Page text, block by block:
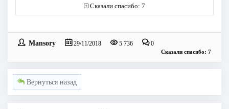
Сказали спасибо: 7
Mansory 29/11/2018 5 736 0
Сказали спасибо: 7
Вернуться назад